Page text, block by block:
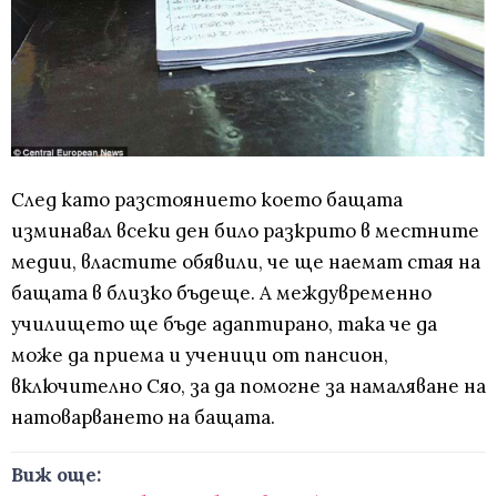
След като разстоянието което бащата
изминавал всеки ден било разкрито в местните
медии, властите обявили, че ще наемат стая на
бащата в близко бъдеще. А междувременно
училището ще бъде адаптирано, така че да
може да приема и ученици от пансион,
включително Сяо, за да помогне за намаляване на
натоварването на бащата.
Виж още: